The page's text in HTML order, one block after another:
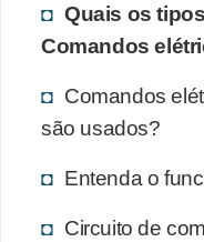
Quais os
Comandos
Comandos
são usados?
Entenda o
Circuito de